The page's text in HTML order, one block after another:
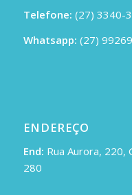
Telefone: (27) 3340-
Whatsapp: (27)
ENDEREÇO
End: Rua Aurora, 220,
280